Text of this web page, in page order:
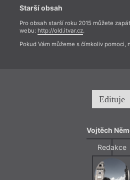
Starší obsah
Pro obsah starší roku 2015 můžete
webu: http://old.itvar.cz.
Pokud Vám můžeme s čímkoliv pomoci,
Edituje
Vojtěch
Redakce